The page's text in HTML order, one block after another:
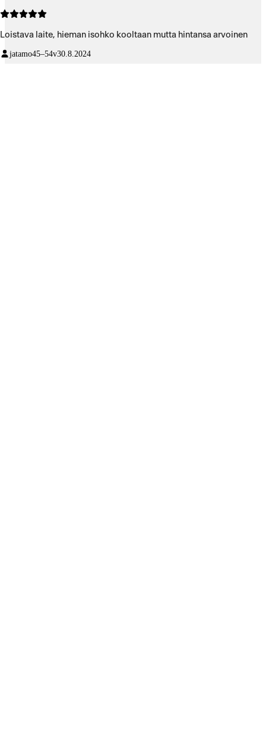
Loistava laite, hieman isohko kooltaan mutta hintansa arvoinen
jatamo45–54v30.8.2024